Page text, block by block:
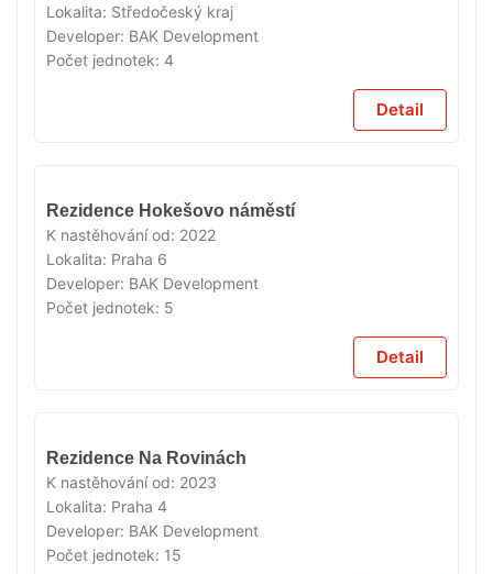
Lokalita: Středočeský kraj
Developer: BAK Development
Počet jednotek: 4
Detail
VYPRODÁNO
Rezidence Hokešovo náměstí
K nastěhování od: 2022
Lokalita: Praha 6
Developer: BAK Development
Počet jednotek: 5
Detail
Rezidence Na Rovinách
K nastěhování od: 2023
Lokalita: Praha 4
Developer: BAK Development
Počet jednotek: 15